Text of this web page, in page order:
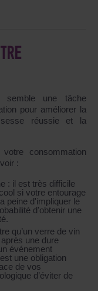
semble une tâche
pour améliorer la
réussie et la
consommation
:
: il est très difficile
si votre entourage
peine d'impliquer le
d'obtenir une
qu’un verre de vin
une dure
événement
une obligation
de vos
d’éviter de